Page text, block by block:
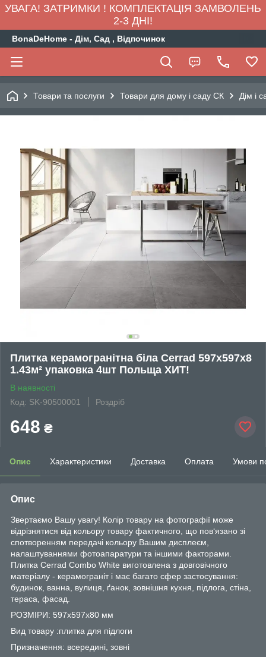
УВАГА! ЗАТРИМКИ ! КОМПЛЕКТАЦІЯ ЗАМВОЛЕНЬ
2-3 ДНІ!
BonaDeHome - Дім, Сад , Відпочинок
Товари та послуги Товари для дому і саду СК Дім і
Плитка керамогранітна біла Cerrad 597x597x8
1.43м² упаковка 4шт Польща ХИТ!
В наявності
Код: SK-90500001
Роздріб
648 ₴
Опис Характеристики Доставка Оплата Умови
Опис
Звертаємо Вашу увагу! Колір товару на фотографії може
відрізнятися від кольору товару фактичного, що пов‘язано зі
спотворенням передачі кольору Вашим дисплеєм,
налаштуваннями фотоапаратури та іншими факторами.
Плитка Cerrad Combo White виготовлена з довговічного
матеріалу - керамограніт і має багато сфер застосування:
будинок, ванна, вулиця, ґанок, зовнішня кухня, підлога, стіна,
тераса, фасад.
РОЗМІРИ: 597х597х80 мм
Вид товару :плитка для підлоги
Призначення: всередині, зовні